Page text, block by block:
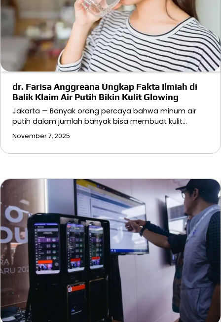
dr. Farisa Anggreana Ungkap Fakta Ilmiah di
Balik Klaim Air Putih Bikin Kulit Glowing
Jakarta — Banyak orang percaya bahwa minum air
putih dalam jumlah banyak bisa membuat kulit…
November 7, 2025